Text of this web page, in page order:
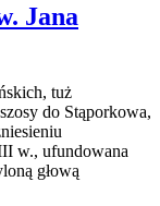
Jana
tuż
do Stąporkowa,
w., ufundowana
głową